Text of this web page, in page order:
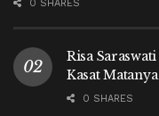
0 SHARES
Risa
Kasat Matanya
0 SHARES